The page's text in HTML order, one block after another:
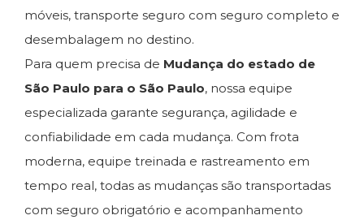
móveis, transporte seguro com seguro completo e
desembalagem no destino.
Para quem precisa de Mudança do estado de
São Paulo para o São Paulo, nossa equipe
especializada garante segurança, agilidade e
confiabilidade em cada mudança. Com frota
moderna, equipe treinada e rastreamento em
tempo real, todas as mudanças são transportadas
com seguro obrigatório e acompanhamento